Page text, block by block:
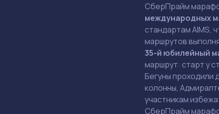
СберПрайм
международных
стандартам AIMS,
маршрутов
35-й юбилейный
маршрут: старт у
Бегуны проходили
колонны,
участникам
СберПрайм